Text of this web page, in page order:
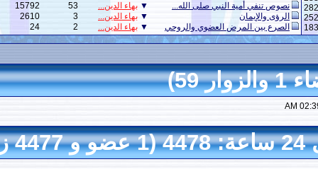
صلى الله... ▼ بهاء الدين... 53
حوارات دينية
▼
حوارات دينية
والروحي
▼ بهاء الدين... 2 مسودة إدارية